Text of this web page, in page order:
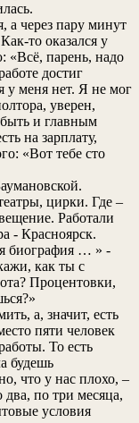
а через пару минут
то оказался у
«Всё, парень, надо
достиг
у меня нет. Я не мог
уверен,
и главным
на зарплату,
«Вот тебе сто
цирки. Где –
Работали
- Красноярск.
биография … » -
как ты с
Процентовки,
а, значит, есть
пяти человек
То есть
будешь
что у нас плохо, –
по три месяца,
условия